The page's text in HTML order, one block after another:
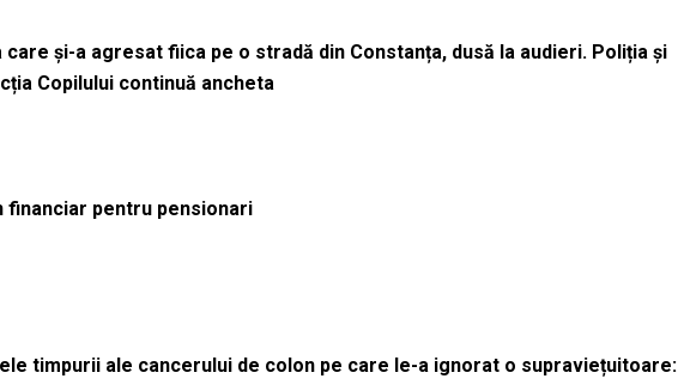
care și-a agresat fiica pe o stradă din Constanța, dusă la audieri. Poliția și
Copilului continuă ancheta
financiar pentru pensionari
timpurii ale cancerului de colon pe care le-a ignorat o supraviețuitoare: